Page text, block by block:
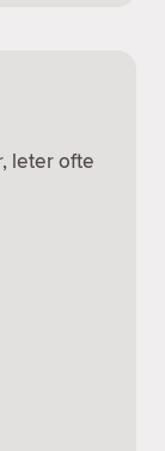
leter ofte